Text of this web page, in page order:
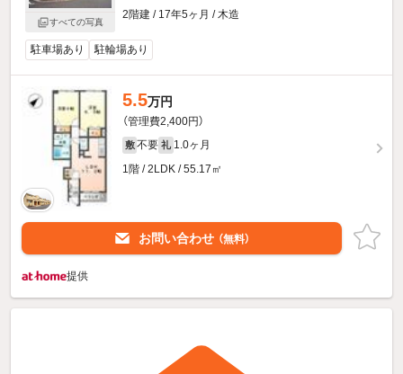
すべての写真
2階建 / 17年5ヶ月 / 木造
駐車場あり 駐輪場あり
5.5万円
（管理費2,400円）
敷 不要 礼 1.0ヶ月
1階 / 2LDK / 55.17㎡
お問い合わせ （無料）
提供